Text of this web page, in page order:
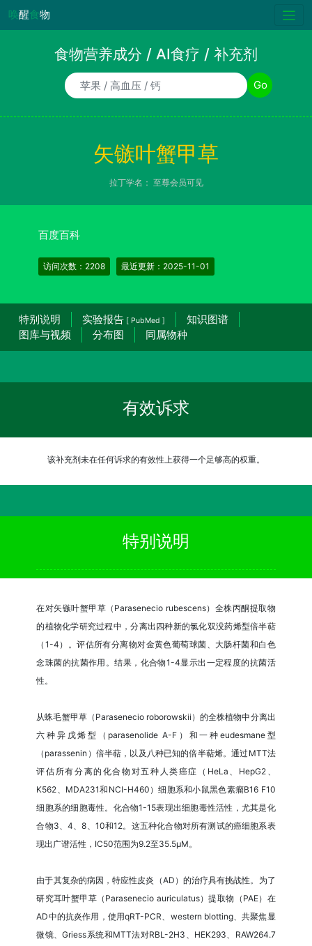
唤醒食物
食物营养成分 / AI食疗 / 补充剂
食物/AI食疗诉求/补充剂名称 Go
矢镞叶蟹甲草
拉丁学名： 至尊会员可见
百度百科
访问次数：2208 最近更新：2025-11-01
特别说明 实验报告 [ PubMed ]
知识图谱
图库与视频
分布图 同属物种
有效诉求
该补充剂未在任何诉求的有效性上获得一个足够高的权重。
特别说明
在对矢镞叶蟹甲草（Parasenecio rubescens）全株丙酮提取物
的植物化学研究过程中，分离出四种新的氯化双没药烯型倍半萜
（1-4）。评估所有分离物对金黄色葡萄球菌、大肠杆菌和白色
念珠菌的抗菌作用。结果，化合物1-4显示出一定程度的抗菌活
性。
从蛛毛蟹甲草（Parasenecio roborowskii）的全株植物中分离出
六种异戊烯型（parasenolide A-F）和一种eudesmane型
（parassenin）倍半萜，以及八种已知的倍半萜烯。通过MTT法
评估所有分离的化合物对五种人类癌症（HeLa、HepG2、
K562、MDA231和NCI-H460）细胞系和小鼠黑色素瘤B16 F10
细胞系的细胞毒性。化合物1-15表现出细胞毒性活性，尤其是化
合物3、4、8、10和12。这五种化合物对所有测试的癌细胞系表
现出广谱活性，IC50范围为9.2至35.5μM。
由于其复杂的病因，特应性皮炎（AD）的治疗具有挑战性。为了
研究耳叶蟹甲草（Parasenecio auriculatus）提取物（PAE）在
AD中的抗炎作用，使用qRT-PCR、western blotting、共聚焦显
微镜、Griess系统和MTT法对RBL-2H3、HEK293、RAW264.7